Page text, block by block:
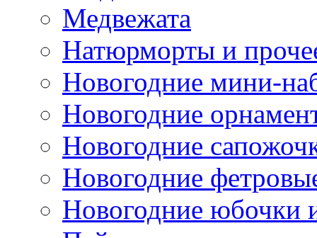
Медвежата
Натюрморты и
Новогодние мини-
Новогодние
Новогодние
Новогодние
Новогодние юбочки